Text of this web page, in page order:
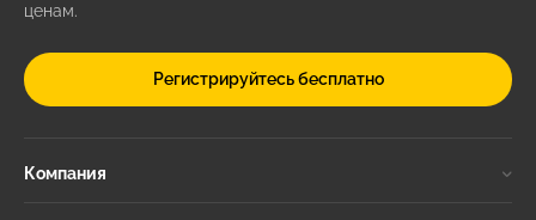
ценам.
Регистрируйтесь бесплатно
Компания